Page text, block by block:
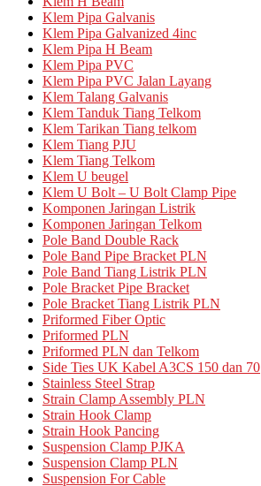
Klem Pipa Galvanis
Klem Pipa Galvanized 4inc
Klem Pipa H Beam
Klem Pipa PVC
Klem Pipa PVC Jalan Layang
Klem Talang Galvanis
Klem Tanduk Tiang Telkom
Klem Tarikan Tiang telkom
Klem Tiang PJU
Klem Tiang Telkom
Klem U beugel
Klem U Bolt – U Bolt Clamp Pipe
Komponen Jaringan Listrik
Komponen Jaringan Telkom
Pole Band Double Rack
Pole Band Pipe Bracket PLN
Pole Band Tiang Listrik PLN
Pole Bracket Pipe Bracket
Pole Bracket Tiang Listrik PLN
Priformed Fiber Optic
Priformed PLN
Priformed PLN dan Telkom
Side Ties UK Kabel A3CS 150 dan 70
Stainless Steel Strap
Strain Clamp Assembly PLN
Strain Hook Clamp
Strain Hook Pancing
Suspension Clamp PJKA
Suspension Clamp PLN
Suspension For Cable